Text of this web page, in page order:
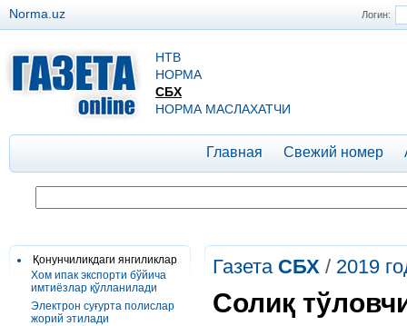
Логин:
Norma.uz
НТВ
НОРМА
СБХ
НОРМА МАСЛАХАТЧИ
Главная Свежий номер
Қонунчиликдаги янгиликлар
Хом ипак экспорти бўйича
имтиёзлар қўлланилади
Электрон суғурта полислар
жорий этилади
Газета СБХ / 2019
Солиқ